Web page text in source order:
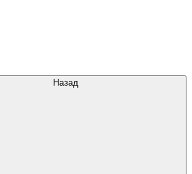
Назад